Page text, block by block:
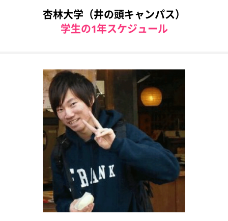
杏林大学（井の頭キャンパス）
学生の1年スケジュール